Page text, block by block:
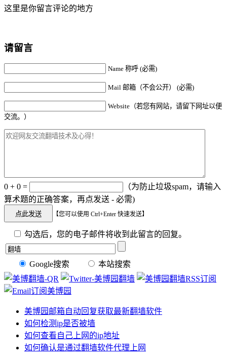
这里是你留言评论的地方
请留言
Name 称呼 (必需)
Mail 邮箱（不会公开） (必需)
Website（若您有网站，请留下网址以便
交流。）
0 + 0 =
（为防止垃圾spam，请输入
算术题的正确答案，再点发送 - 必需)
【您可以使用 Ctrl+Enter 快速发送】
勾选后，您的电子邮件将收到此留言的回复。
Google搜索 本站搜索
美博园邮箱自动回复获取最新翻墙软件
如何检测ip是否被墙
如何查看自己上网的ip地址
如何确认是通过翻墙软件代理上网